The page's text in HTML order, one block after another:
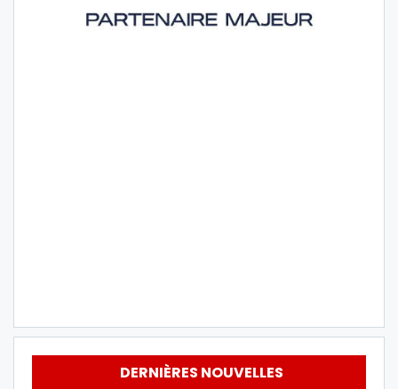
DERNIÈRES NOUVELLES